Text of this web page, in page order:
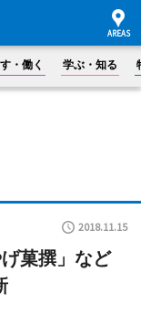
・働く 学ぶ・知る
2018.11.15
菓撰」など